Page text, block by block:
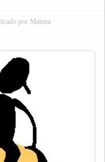
por Malena